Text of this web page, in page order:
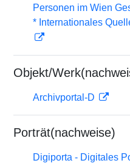
Personen im Wien
* Internationales
Objekt/
Archivportal-D
Porträt(nachweise)
Digiporta - Digitales